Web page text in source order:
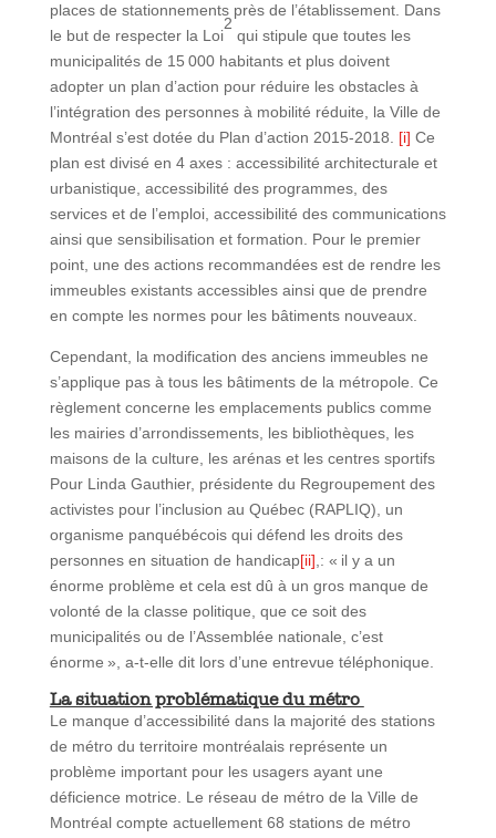
places de stationnements près de l’établissement. Dans
le but de respecter la Loi
2
qui stipule que toutes les
municipalités de 15 000 habitants et plus doivent
adopter un plan d’action pour réduire les obstacles à
l’intégration des personnes à mobilité réduite, la Ville de
Montréal s’est dotée du Plan d’action 2015-2018. [i] Ce
plan est divisé en 4 axes : accessibilité architecturale et
urbanistique, accessibilité des programmes, des
services et de l’emploi, accessibilité des communications
ainsi que sensibilisation et formation. Pour le premier
point, une des actions recommandées est de rendre les
immeubles existants accessibles ainsi que de prendre
en compte les normes pour les bâtiments nouveaux.
Cependant, la modification des anciens immeubles ne
s’applique pas à tous les bâtiments de la métropole. Ce
règlement concerne les emplacements publics comme
les mairies d’arrondissements, les bibliothèques, les
maisons de la culture, les arénas et les centres sportifs
Pour Linda Gauthier, présidente du Regroupement des
activistes pour l’inclusion au Québec (RAPLIQ), un
organisme panquébécois qui défend les droits des
personnes en situation de handicap[ii] ,: « il y a un
énorme problème et cela est dû à un gros manque de
volonté de la classe politique, que ce soit des
municipalités ou de l’Assemblée nationale, c’est
énorme », a-t-elle dit lors d’une entrevue téléphonique.
La situation problématique du métro
Le manque d’accessibilité dans la majorité des stations
de métro du territoire montréalais représente un
problème important pour les usagers ayant une
déficience motrice. Le réseau de métro de la Ville de
Montréal compte actuellement 68 stations de métro